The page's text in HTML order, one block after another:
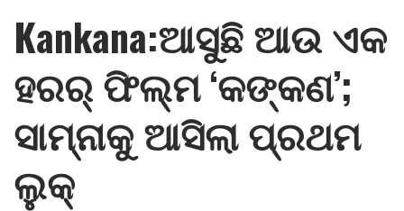
Kankana:ଆସୁଛି ଆଉ ଏକ
ହରର୍ ଫିଲ୍ମ ‘କଙ୍କଣ’;
ସାମ୍ନାକୁ ଆସିଲା ପ୍ରଥମ
ଲୁକ୍